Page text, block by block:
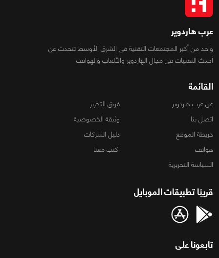
عرب هاردوير
واحد من أكبر المجتمعات التقنية فى الشرق الأوسط تتحدث عن
أحدث التقنيات فى مجال الهاردوير والألعاب والهواتف
القائمة
عن عرب هاردوير
فريق التحرير
اتصل بنا
وثيقة الخصوصية
خريطة الموقع
دليل الشركات
هواتف
اكتب معنا
السياسة التحريرية
قريبًا تطبيقات الموبايل
تابعونا على